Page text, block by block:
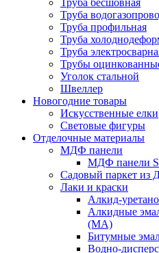
Труба бесшовная
Труба
Труба профильная
Труба
Труба
Трубы
Уголок стальной
Швеллер
Новогодние товары
Искусственные елки
Световые фигуры
Отделочные материалы
МДФ панели
МДФ панели
Садовый паркет из
Лаки и краски
Алкид-
Алкидные
(МА)
Битумные
Водно-